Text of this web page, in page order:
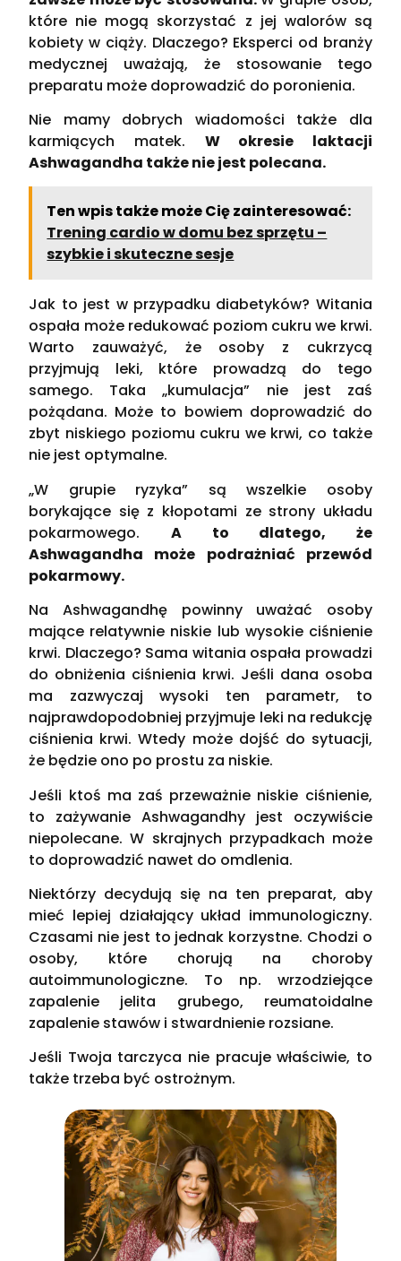
które nie mogą skorzystać z jej walorów są
kobiety w ciąży. Dlaczego? Eksperci od branży
medycznej uważają, że stosowanie tego
preparatu może doprowadzić do poronienia.
Nie mamy dobrych wiadomości także dla
karmiących matek. W okresie laktacji
Ashwagandha także nie jest polecana.
Ten wpis także może Cię zainteresować:
Trening cardio w domu bez sprzętu –
szybkie i skuteczne sesje
Jak to jest w przypadku diabetyków? Witania
ospała może redukować poziom cukru we krwi.
Warto zauważyć, że osoby z cukrzycą
przyjmują leki, które prowadzą do tego
samego. Taka „kumulacja” nie jest zaś
pożądana. Może to bowiem doprowadzić do
zbyt niskiego poziomu cukru we krwi, co także
nie jest optymalne.
„W grupie ryzyka” są wszelkie osoby
borykające się z kłopotami ze strony układu
pokarmowego. A to dlatego, że
Ashwagandha może podrażniać przewód
pokarmowy.
Na Ashwagandhę powinny uważać osoby
mające relatywnie niskie lub wysokie ciśnienie
krwi. Dlaczego? Sama witania ospała prowadzi
do obniżenia ciśnienia krwi. Jeśli dana osoba
ma zazwyczaj wysoki ten parametr, to
najprawdopodobniej przyjmuje leki na redukcję
ciśnienia krwi. Wtedy może dojść do sytuacji,
że będzie ono po prostu za niskie.
Jeśli ktoś ma zaś przeważnie niskie ciśnienie,
to zażywanie Ashwagandhy jest oczywiście
niepolecane. W skrajnych przypadkach może
to doprowadzić nawet do omdlenia.
Niektórzy decydują się na ten preparat, aby
mieć lepiej działający układ immunologiczny.
Czasami nie jest to jednak korzystne. Chodzi o
osoby, które chorują na choroby
autoimmunologiczne. To np. wrzodziejące
zapalenie jelita grubego, reumatoidalne
zapalenie stawów i stwardnienie rozsiane.
Jeśli Twoja tarczyca nie pracuje właściwie, to
także trzeba być ostrożnym.